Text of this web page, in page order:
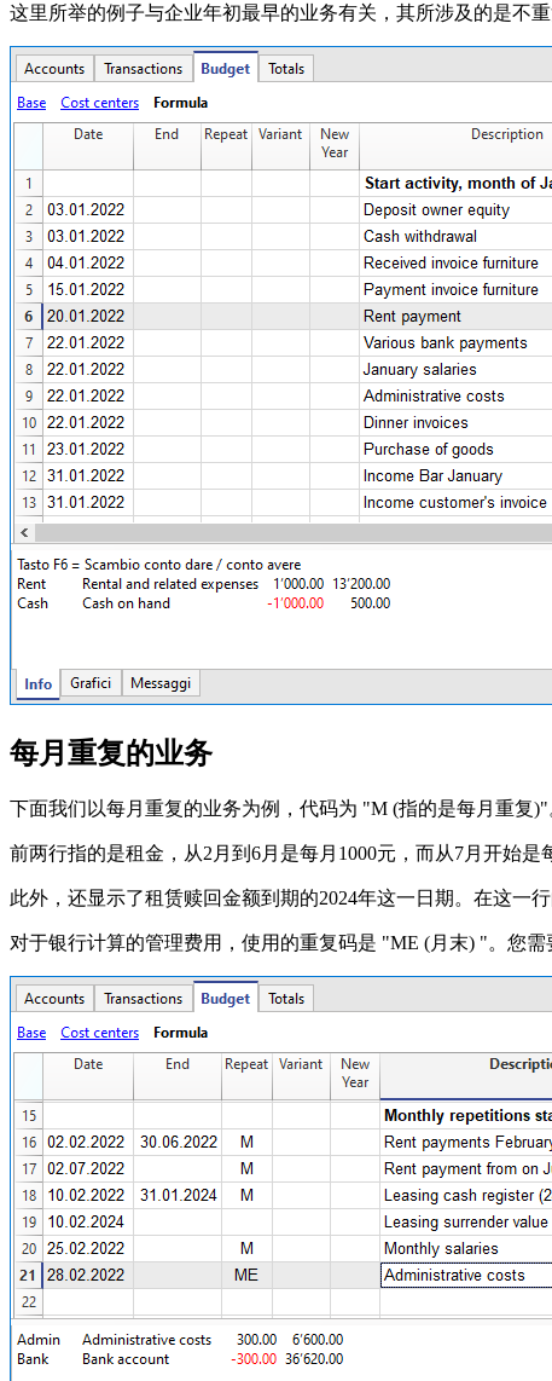
这里所举的例子与企业年初最早的业务有关，其所涉及的是不重
每月重复的业务
下面我们以每月重复的业务为例，代码为 "M (指的是每月重复)"
前两行指的是租金，从2月到6月是每月1000元，而从7月开始是
此外，还显示了租赁赎回金额到期的2024年这一日期。在这一
对于银行计算的管理费用，使用的重复码是 "ME (月末) "。您